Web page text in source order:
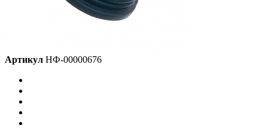
Артикул НФ-00000676